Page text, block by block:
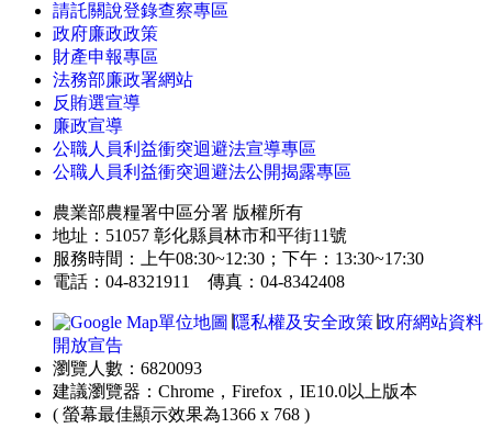
請託關說登錄查察專區
政府廉政政策
財產申報專區
法務部廉政署網站
反賄選宣導
廉政宣導
公職人員利益衝突迴避法宣導專區
公職人員利益衝突迴避法公開揭露專區
農業部農糧署中區分署 版權所有
地址：51057 彰化縣員林市和平街11號
服務時間：上午08:30~12:30；下午：13:30~17:30
電話：04-8321911 傳真：04-8342408
單位地圖 隱私權及安全政策 政府網站資料
開放宣告
瀏覽人數：6820093
建議瀏覽器：Chrome，Firefox，IE10.0以上版本
( 螢幕最佳顯示效果為1366 x 768 )